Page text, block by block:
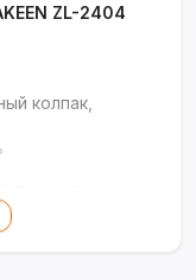
ZL-2404
колпак,
тихой